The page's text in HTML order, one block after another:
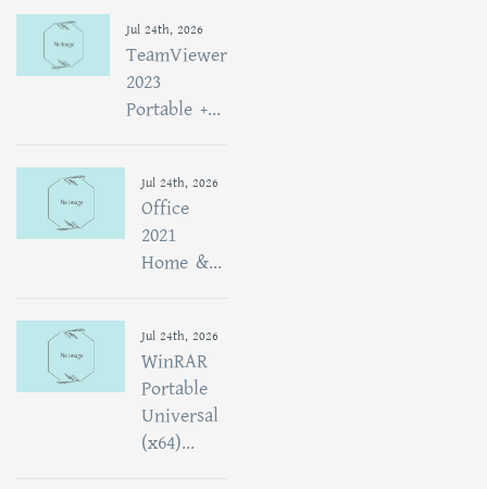
Jul 24th, 2026
TeamViewer
2023
Portable +...
Jul 24th, 2026
Office
2021
Home &...
Jul 24th, 2026
WinRAR
Portable
Universal
(x64)...